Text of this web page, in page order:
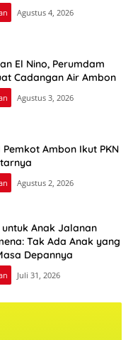
Agustus 4, 2026
El Nino, Perumdam
Cadangan Air Ambon
Agustus 3, 2026
Pemkot Ambon Ikut PKN
Agustus 2, 2026
Anak Jalanan
Tak Ada Anak yang
Depannya
Juli 31, 2026